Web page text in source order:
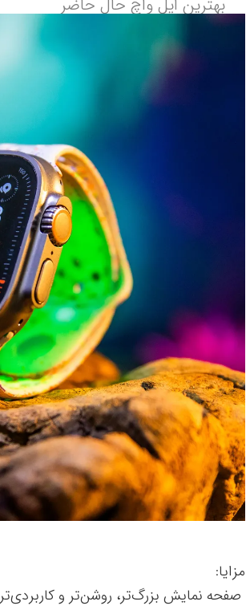
مزایا:
صفحه نمایش بزرگ‌تر، روشن‌تر و کاربردی‌تر